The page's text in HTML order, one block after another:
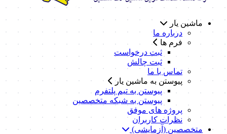
ماشین یار
درباره ما
فرم ها
ثبت درخواست
ثبت چالش
تماس با ما
پیوستن به ماشین یار
پیوستن به تیم پلتفرم
پیوستن به شبکه متخصصین
پروژه های موفق
نظرات کاربران
متخصصین (آزمایشی)